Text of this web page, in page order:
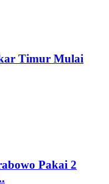
Timur Mulai
Pakai 2